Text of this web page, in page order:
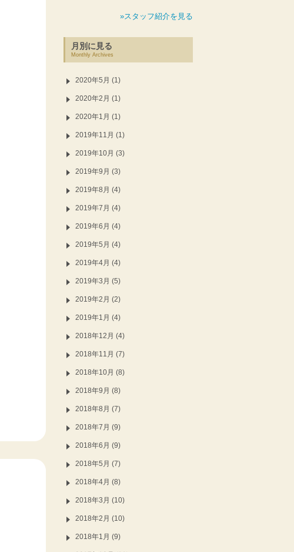
»スタッフ紹介を見る
月別に見る
Monthly Archives
2020年5月 (1)
2020年2月 (1)
2020年1月 (1)
2019年11月 (1)
2019年10月 (3)
2019年9月 (3)
2019年8月 (4)
2019年7月 (4)
2019年6月 (4)
2019年5月 (4)
2019年4月 (4)
2019年3月 (5)
2019年2月 (2)
2019年1月 (4)
2018年12月 (4)
2018年11月 (7)
2018年10月 (8)
2018年9月 (8)
2018年8月 (7)
2018年7月 (9)
2018年6月 (9)
2018年5月 (7)
2018年4月 (8)
2018年3月 (10)
2018年2月 (10)
2018年1月 (9)